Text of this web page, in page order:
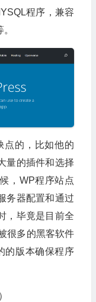
程序，兼容
点的，比如他的
量的插件和选择
，WP程序站点
务器配置和通过
，毕竟是目前全
很多的黑客软件
的版本确保程序